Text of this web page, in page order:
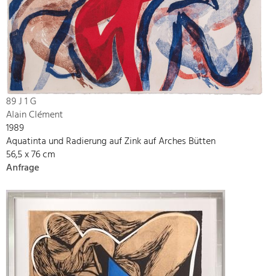
89 J 1 G
Alain Clément
1989
Aquatinta und Radierung auf Zink auf Arches Bütten
56,5 x 76 cm
Anfrage